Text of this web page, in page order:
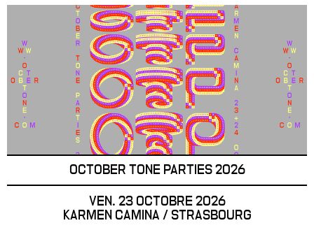
OCTOBER TONE PARTIES 2026
VEN. 23 OCTOBRE 2026
KARMEN CAMINA / STRASBOURG